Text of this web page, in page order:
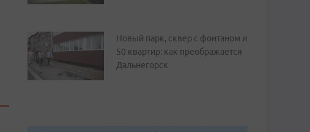
Новый парк, сквер с фонтаном и
50 квартир: как преображается
Дальнегорск